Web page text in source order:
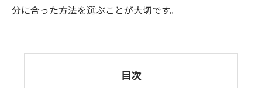
分に合った方法を選ぶことが大切です。
目次